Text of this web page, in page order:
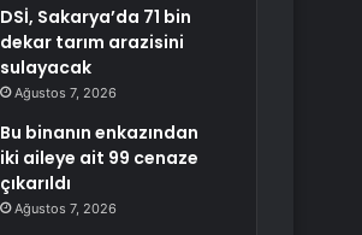
DSİ, Sakarya’da 71 bin
dekar tarım arazisini
sulayacak
Ağustos 7, 2026
Bu binanın enkazından
iki aileye ait 99 cenaze
çıkarıldı
Ağustos 7, 2026